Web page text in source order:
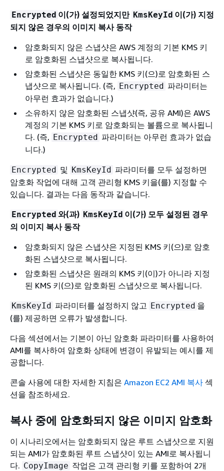
Encrypted 이(가) 설정되었지만 KmsKeyId 이(가) 지정
되지 않은 경우의 이미지 복사 동작
암호화되지 않은 스냅샷은 AWS 계정의 기본 KMS 키
로 암호화된 스냅샷으로 복사됩니다.
암호화된 스냅샷은 동일한 KMS 키(으)로 암호화된 스
냅샷으로 복사됩니다. (즉, Encrypted 파라미터는
아무런 효과가 없습니다.)
소유하지 않은 암호화된 스냅샷(즉, 공유 AMI)은 AWS
계정의 기본 KMS 키로 암호화되는 볼륨으로 복사됩니
다. (즉, Encrypted 파라미터는 아무런 효과가 없습
니다.)
Encrypted 및 KmsKeyId 파라미터를 모두 설정하면
암호화 작업에 대해 고객 관리형 KMS 키을(를) 지정할 수
있습니다. 결과는 다음 동작과 같습니다.
Encrypted 와(과) KmsKeyId 이(가) 모두 설정된 경우
의 이미지 복사 동작
암호화되지 않은 스냅샷은 지정된 KMS 키(으)로 암호
화된 스냅샷으로 복사됩니다.
암호화된 스냅샷은 원래의 KMS 키(이)가 아니라 지정
된 KMS 키(으)로 암호화된 스냅샷으로 복사됩니다.
KmsKeyId 파라미터를 설정하지 않고 Encrypted 을
(를) 제공하면 오류가 발생합니다.
다음 섹션에서는 기본이 아닌 암호화 파라미터를 사용하여
AMI를 복사하여 암호화 상태에 변경이 유발되는 예시를 제
공합니다.
콘솔 사용에 대한 자세한 지침은 Amazon EC2 AMI 복사 섹
션을 참조하세요.
복사 중에 암호화되지 않은 이미지 암호화
이 시나리오에서는 암호화되지 않은 루트 스냅샷으로 지원
되는 AMI가 암호화된 루트 스냅샷이 있는 AMI로 복사됩니
다. CopyImage 작업은 고객 관리형 키를 포함하여 2개